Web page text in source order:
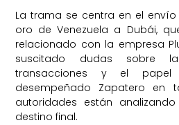
La trama se centra en el
oro de Venezuela a Dubái,
relacionado con la empresa
suscitado dudas sobre
transacciones y el
desempeñado Zapatero en
autoridades están
destino final.